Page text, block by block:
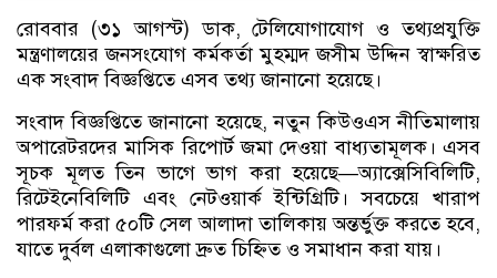
রোববার (৩১ আগস্ট) ডাক, টেলিযোগাযোগ ও তথ্যপ্রযুক্তি
মন্ত্রণালয়ের জনসংযোগ কর্মকর্তা মুহম্মদ জসীম উদ্দিন স্বাক্ষরিত
এক সংবাদ বিজ্ঞপ্তিতে এসব তথ্য জানানো হয়েছে।
সংবাদ বিজ্ঞপ্তিতে জানানো হয়েছে, নতুন কিউওএস নীতিমালায়
অপারেটরদের মাসিক রিপোর্ট জমা দেওয়া বাধ্যতামূলক। এসব
সূচক মূলত তিন ভাগে ভাগ করা হয়েছে—অ্যাক্সেসিবিলিটি,
রিটেইনেবিলিটি এবং নেটওয়ার্ক ইন্টিগ্রিটি। সবচেয়ে খারাপ
পারফর্ম করা ৫০টি সেল আলাদা তালিকায় অন্তর্ভুক্ত করতে হবে,
যাতে দুর্বল এলাকাগুলো দ্রুত চিহ্নিত ও সমাধান করা যায়।